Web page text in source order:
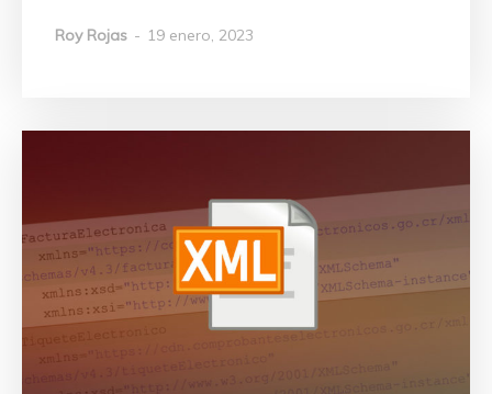
Roy Rojas - 19 enero, 2023